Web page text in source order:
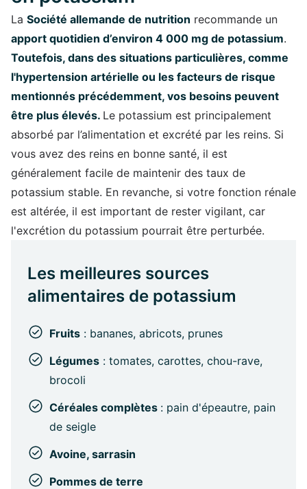
La Société allemande de nutrition recommande un
apport quotidien d’environ 4 000 mg de potassium.
Toutefois, dans des situations particulières, comme
l'hypertension artérielle ou les facteurs de risque
mentionnés précédemment, vos besoins peuvent
être plus élevés. Le potassium est principalement
absorbé par l’alimentation et excrété par les reins. Si
vous avez des reins en bonne santé, il est
généralement facile de maintenir des taux de
potassium stable. En revanche, si votre fonction rénale
est altérée, il est important de rester vigilant, car
l'excrétion du potassium pourrait être perturbée.
Les meilleures sources
alimentaires de potassium
Fruits : bananes, abricots, prunes
Légumes : tomates, carottes, chou-rave,
brocoli
Céréales complètes : pain d'épeautre, pain
de seigle
Avoine, sarrasin
Pommes de terre